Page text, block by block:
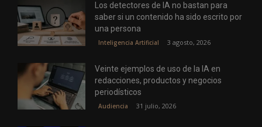
Los detectores de IA no bastan para
saber si un contenido ha sido escrito por
una persona
Inteligencia Artificial 3 agosto, 2026
Veinte ejemplos de uso de la IA en
redacciones, productos y negocios
periodísticos
Audiencia 31 julio, 2026